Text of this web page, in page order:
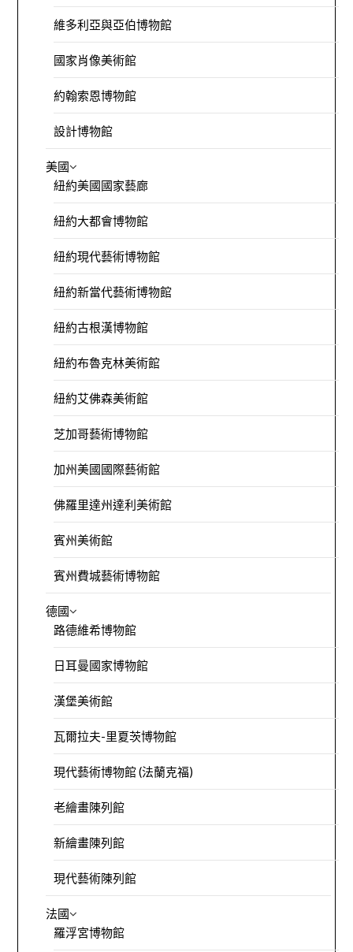
維多利亞與亞伯博物館
國家肖像美術館
約翰索恩博物館
設計博物館
美國
紐約美國國家藝廊
紐約大都會博物館
紐約現代藝術博物館
紐約新當代藝術博物館
紐約古根漢博物館
紐約布魯克林美術館
紐約艾佛森美術館
芝加哥藝術博物館
加州美國國際藝術館
佛羅里達州達利美術館
賓州美術館
賓州費城藝術博物館
德國
路德維希博物館
日耳曼國家博物館
漢堡美術館
瓦爾拉夫-里夏茨博物館
現代藝術博物館 (法蘭克福)
老繪畫陳列館
新繪畫陳列館
現代藝術陳列館
法國
羅浮宮博物館